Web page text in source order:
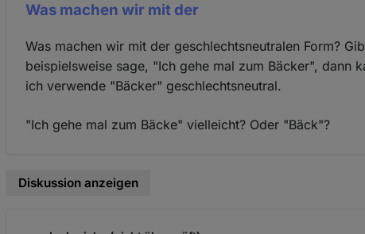
Was machen wir mit der
Was machen wir mit der geschlechtsneutralen Form?
beispielsweise sage, "Ich gehe mal zum Bäcker", dann
ich verwende "Bäcker" geschlechtsneutral.
"Ich gehe mal zum Bäcke" vielleicht? Oder "Bäck"?
Diskussion anzeigen